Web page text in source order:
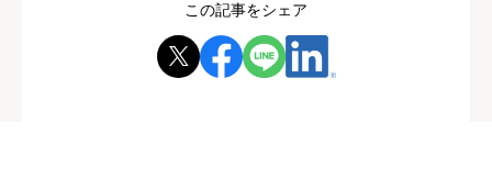
この記事をシェア